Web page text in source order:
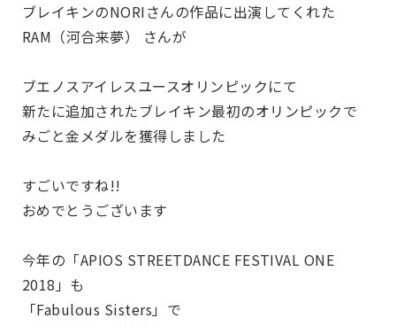
ブレイキンのNORIさんの作品に出演してくれた
RAM（河合来夢） さんが
ブエノスアイレスユースオリンピックにて
新たに追加されたブレイキン最初のオリンピックで
みごと金メダルを獲得しました
すごいですね!!
おめでとうございます
今年の「APIOS STREETDANCE FESTIVAL ONE
2018」も
「Fabulous Sisters」で